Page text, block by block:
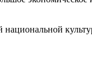
национальной